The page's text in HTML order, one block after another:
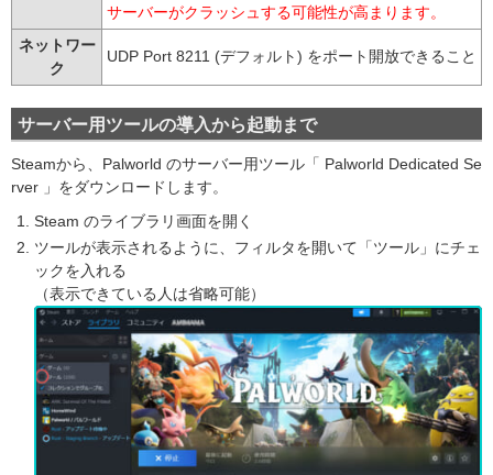
サーバーがクラッシュする可能性が高まります。
ネットワー
ク
UDP Port 8211 (デフォルト) をポート開放できること
サーバー用ツールの導入から起動まで
Steamから、Palworld のサーバー用ツール「 Palworld Dedicated Se
rver 」をダウンロードします。
Steam のライブラリ画面を開く
ツールが表示されるように、フィルタを開いて「ツール」にチェ
ックを入れる
（表示できている人は省略可能）